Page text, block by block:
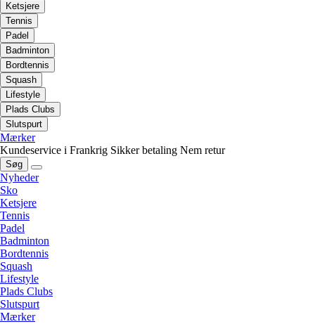
Ketsjere
Tennis
Padel
Badminton
Bordtennis
Squash
Lifestyle
Plads Clubs
Slutspurt
Mærker
Kundeservice i Frankrig Sikker betaling Nem retur
Søg
Nyheder
Sko
Ketsjere
Tennis
Padel
Badminton
Bordtennis
Squash
Lifestyle
Plads Clubs
Slutspurt
Mærker